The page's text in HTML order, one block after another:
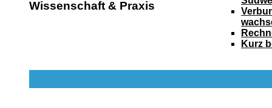
Wissenschaft & Praxis
Kurz